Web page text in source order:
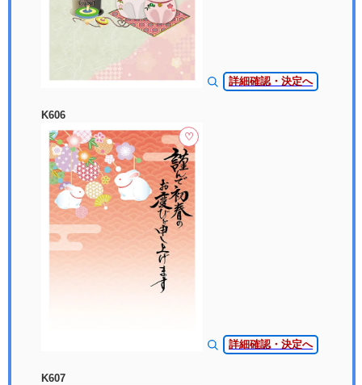
詳細確認・決定へ
K606
♡
詳細確認・決定へ
K607